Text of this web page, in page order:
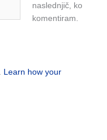
naslednjič, ko
komentiram.
Learn how your